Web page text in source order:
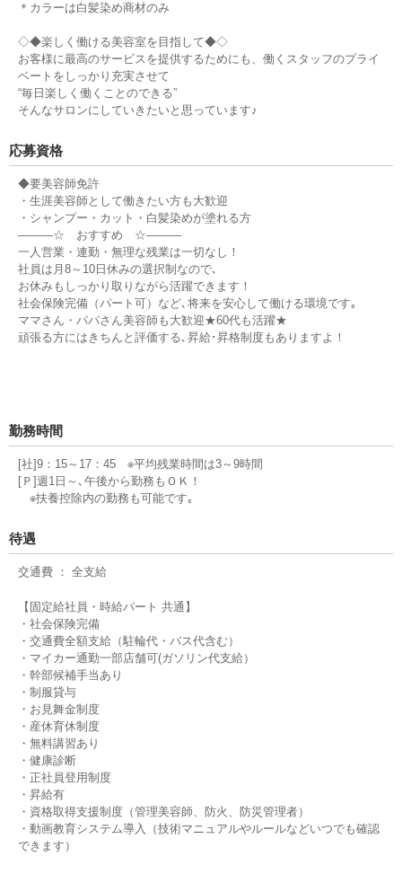
＊カラーは白髪染め商材のみ
◇◆楽しく働ける美容室を目指して◆◇
お客様に最高のサービスを提供するためにも、働くスタッフのプライ
ベートをしっかり充実させて
“毎日楽しく働くことのできる”
そんなサロンにしていきたいと思っています♪
応募資格
◆要美容師免許
・生涯美容師として働きたい方も大歓迎
・シャンプー・カット・白髪染めが塗れる方
―――☆ おすすめ ☆―――
一人営業・連勤・無理な残業は一切なし！
社員は月8～10日休みの選択制なので､
お休みもしっかり取りながら活躍できます！
社会保険完備（パート可）など､将来を安心して働ける環境です｡
ママさん・パパさん美容師も大歓迎★60代も活躍★
頑張る方にはきちんと評価する､昇給･昇格制度もありますよ！
勤務時間
[社]9：15～17：45 ※平均残業時間は3～9時間
[Ｐ]週1日～､午後から勤務もＯＫ！
※扶養控除内の勤務も可能です｡
待遇
交通費 ： 全支給
【固定給社員・時給パート 共通】
・社会保険完備
・交通費全額支給（駐輪代・バス代含む）
・マイカー通勤一部店舗可(ガソリン代支給）
・幹部候補手当あり
・制服貸与
・お見舞金制度
・産休育休制度
・無料講習あり
・健康診断
・正社員登用制度
・昇給有
・資格取得支援制度（管理美容師、防火、防災管理者）
・動画教育システム導入（技術マニュアルやルールなどいつでも確認
できます）